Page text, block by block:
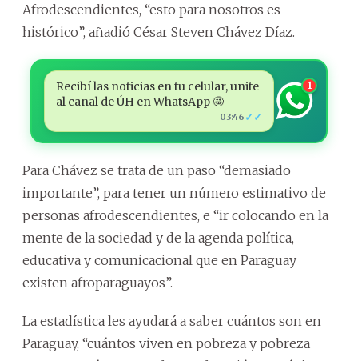
Afrodescendientes, “esto para nosotros es
histórico”, añadió César Steven Chávez Díaz.
Recibí las noticias en tu celular, unite
al canal de ÚH en WhatsApp 🤩
03:46 ✓✓
1
Para Chávez se trata de un paso “demasiado
importante”, para tener un número estimativo de
personas afrodescendientes, e “ir colocando en la
mente de la sociedad y de la agenda política,
educativa y comunicacional que en Paraguay
existen afroparaguayos”.
La estadística les ayudará a saber cuántos son en
Paraguay, “cuántos viven en pobreza y pobreza